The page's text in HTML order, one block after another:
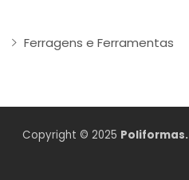
Ferragens e Ferramentas
Copyright © 2025 Poliformas.